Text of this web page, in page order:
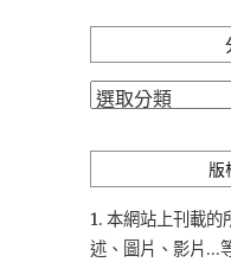
分
版
1. 本網站上刊載的
述、圖片、影片...